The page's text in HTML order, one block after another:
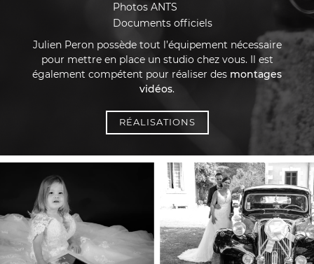
Photos ANTS
Documents officiels
Julien Peron possède tout l’équipement nécessaire
pour mettre en place un studio chez vous. Il est
également compétent pour réaliser des montages
vidéos.
RÉALISATIONS